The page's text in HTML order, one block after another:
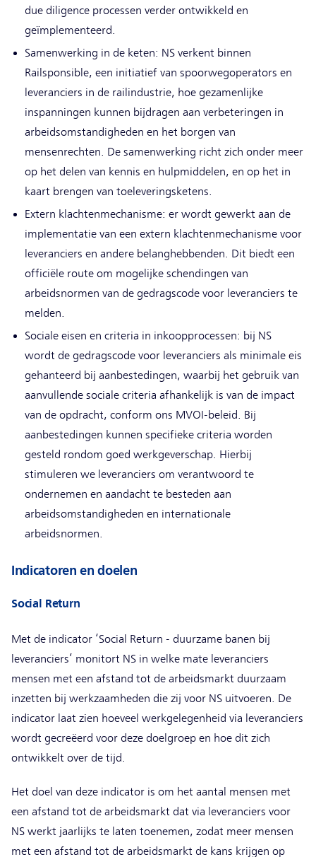
due diligence processen verder ontwikkeld en
geïmplementeerd.
Samenwerking in de keten: NS verkent binnen
Railsponsible, een initiatief van spoorwegoperators en
leveranciers in de railindustrie, hoe gezamenlijke
inspanningen kunnen bijdragen aan verbeteringen in
arbeidsomstandigheden en het borgen van
mensenrechten. De samenwerking richt zich onder meer
op het delen van kennis en hulpmiddelen, en op het in
kaart brengen van toeleveringsketens.
Extern klachtenmechanisme: er wordt gewerkt aan de
implementatie van een extern klachtenmechanisme voor
leveranciers en andere belanghebbenden. Dit biedt een
officiële route om mogelijke schendingen van
arbeidsnormen van de gedragscode voor leveranciers te
melden.
Sociale eisen en criteria in inkoopprocessen: bij NS
wordt de gedragscode voor leveranciers als minimale eis
gehanteerd bij aanbestedingen, waarbij het gebruik van
aanvullende sociale criteria afhankelijk is van de impact
van de opdracht, conform ons MVOI-beleid. Bij
aanbestedingen kunnen specifieke criteria worden
gesteld rondom goed werkgeverschap. Hierbij
stimuleren we leveranciers om verantwoord te
ondernemen en aandacht te besteden aan
arbeidsomstandigheden en internationale
arbeidsnormen.
Indicatoren en doelen
Social Return
Met de indicator ‘Social Return - duurzame banen bij
leveranciers’ monitort NS in welke mate leveranciers
mensen met een afstand tot de arbeidsmarkt duurzaam
inzetten bij werkzaamheden die zij voor NS uitvoeren. De
indicator laat zien hoeveel werkgelegenheid via leveranciers
wordt gecreëerd voor deze doelgroep en hoe dit zich
ontwikkelt over de tijd.
Het doel van deze indicator is om het aantal mensen met
een afstand tot de arbeidsmarkt dat via leveranciers voor
NS werkt jaarlijks te laten toenemen, zodat meer mensen
met een afstand tot de arbeidsmarkt de kans krijgen op